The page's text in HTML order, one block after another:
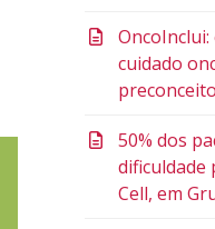
cuidado
preconceito
50% dos
dificuldade
Cell, em